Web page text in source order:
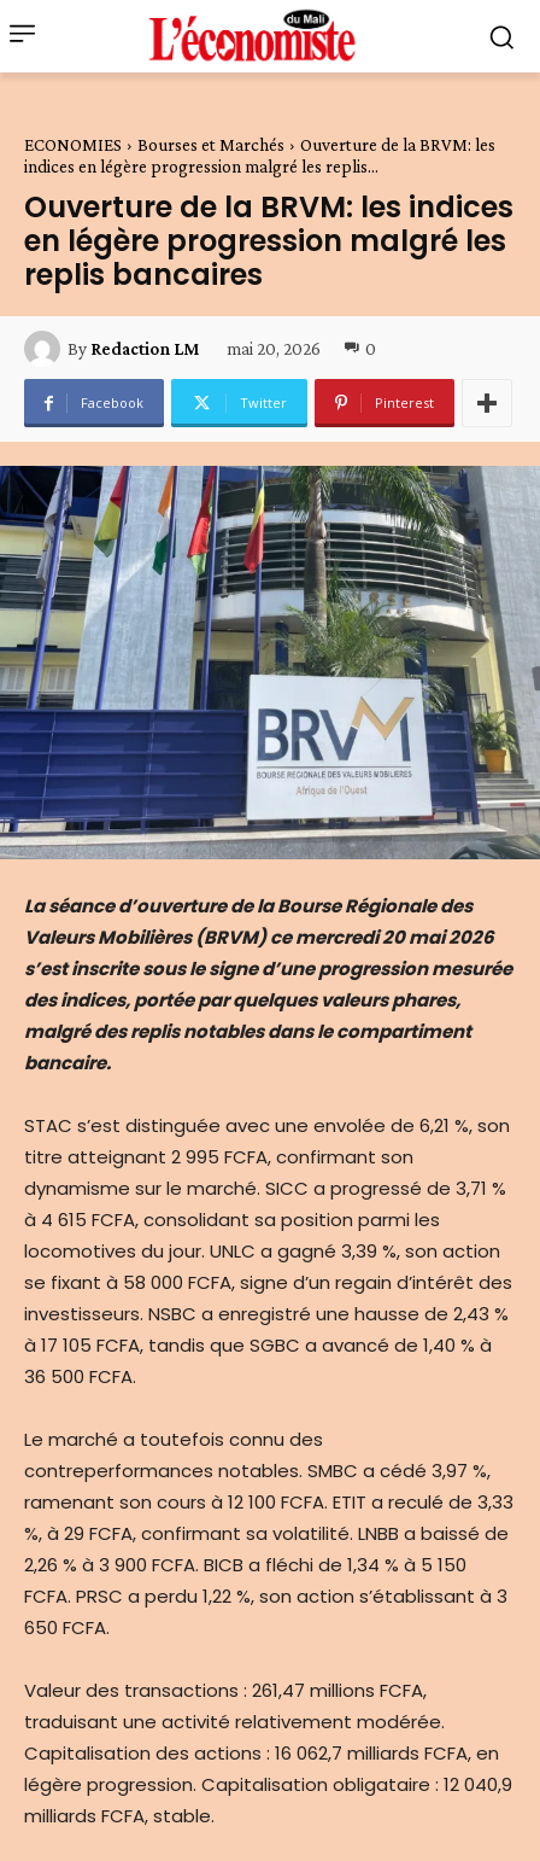
ECONOMIES Bourses et Marchés
Ouverture de la BRVM: les
indices en légère progression malgré les replis...
Ouverture de la BRVM: les indices
en légère progression malgré les
replis bancaires
By Redaction LM mai 20, 2026 0
Facebook Twitter Pinterest
La séance d’ouverture de la Bourse Régionale des
Valeurs Mobilières (BRVM) ce mercredi 20 mai 2026
s’est inscrite sous le signe d’une progression mesurée
des indices, portée par quelques valeurs phares,
malgré des replis notables dans le compartiment
bancaire.
STAC s’est distinguée avec une envolée de 6,21 %, son
titre atteignant 2 995 FCFA, confirmant son
dynamisme sur le marché. SICC a progressé de 3,71 %
à 4 615 FCFA, consolidant sa position parmi les
locomotives du jour. UNLC a gagné 3,39 %, son action
se fixant à 58 000 FCFA, signe d’un regain d’intérêt des
investisseurs. NSBC a enregistré une hausse de 2,43 %
à 17 105 FCFA, tandis que SGBC a avancé de 1,40 % à
36 500 FCFA.
Le marché a toutefois connu des
contreperformances notables. SMBC a cédé 3,97 %,
ramenant son cours à 12 100 FCFA. ETIT a reculé de 3,33
%, à 29 FCFA, confirmant sa volatilité. LNBB a baissé de
2,26 % à 3 900 FCFA. BICB a fléchi de 1,34 % à 5 150
FCFA. PRSC a perdu 1,22 %, son action s’établissant à 3
650 FCFA.
Valeur des transactions : 261,47 millions FCFA,
traduisant une activité relativement modérée.
Capitalisation des actions : 16 062,7 milliards FCFA, en
légère progression. Capitalisation obligataire : 12 040,9
milliards FCFA, stable.